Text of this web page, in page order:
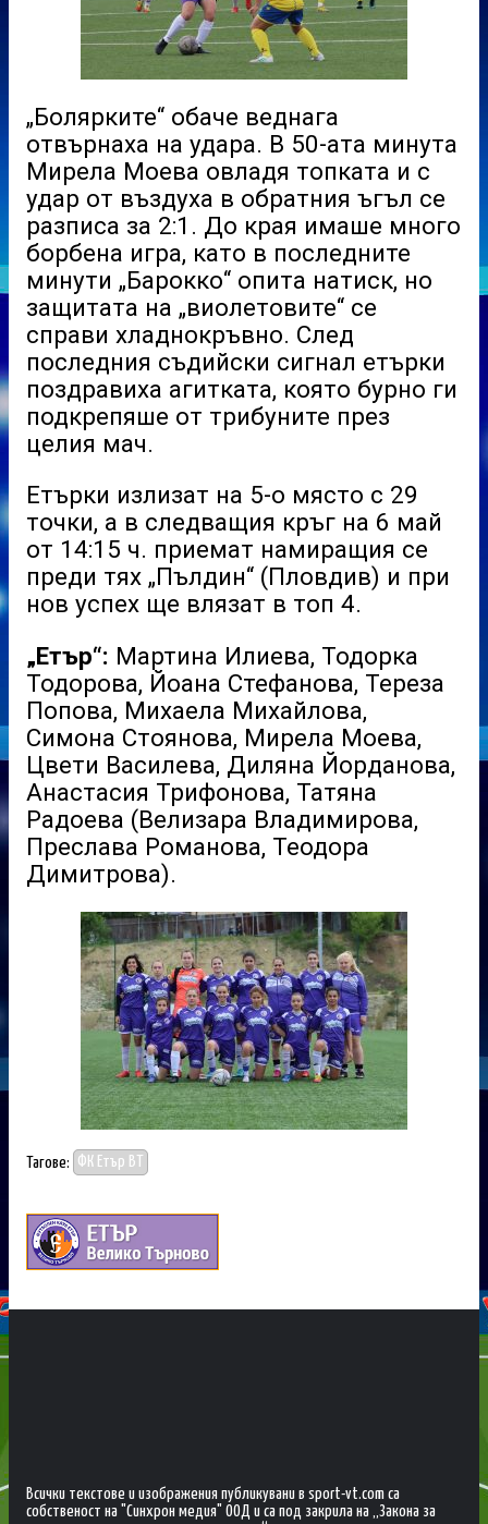
„Болярките“ обаче веднага
отвърнаха на удара. В 50-ата минута
Мирела Моева овладя топката и с
удар от въздуха в обратния ъгъл се
разписа за 2:1. До края имаше много
борбена игра, като в последните
минути „Барокко“ опита натиск, но
защитата на „виолетовите“ се
справи хладнокръвно. След
последния съдийски сигнал етърки
поздравиха агитката, която бурно ги
подкрепяше от трибуните през
целия мач.
Етърки излизат на 5-о място с 29
точки, а в следващия кръг на 6 май
от 14:15 ч. приемат намиращия се
преди тях „Пълдин“ (Пловдив) и при
нов успех ще влязат в топ 4.
„Етър“: Мартина Илиева, Тодорка
Тодорова, Йоана Стефанова, Тереза
Попова, Михаела Михайлова,
Симона Стоянова, Мирела Моева,
Цвети Василева, Диляна Йорданова,
Анастасия Трифонова, Татяна
Радоева (Велизара Владимирова,
Преслава Романова, Теодора
Димитрова).
Тагове: ФК Етър ВТ
Всички текстове и изображения публикувани в sport-vt.com са
собственост на "Синхрон медия" ООД и са под закрила на „Закона за